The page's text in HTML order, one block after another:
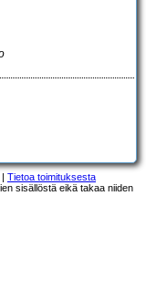
Tietoa toimituksesta
sisällöstä eikä takaa niiden